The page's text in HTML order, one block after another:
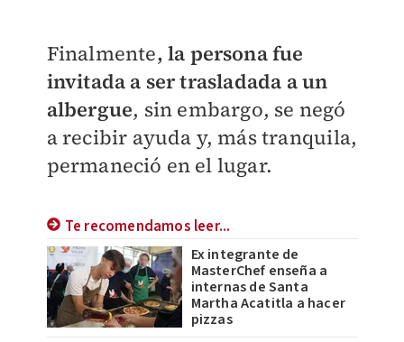
Finalmente, la persona fue
invitada a ser trasladada a un
albergue, sin embargo, se negó
a recibir ayuda y, más tranquila,
permaneció en el lugar.
Te recomendamos leer...
Ex integrante de
MasterChef enseña a
internas de Santa
Martha Acatitla a hacer
pizzas